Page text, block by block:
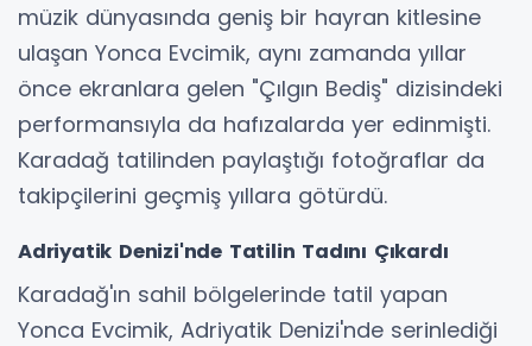
müzik dünyasında geniş bir hayran kitlesine
ulaşan Yonca Evcimik, aynı zamanda yıllar
önce ekranlara gelen "Çılgın Bediş" dizisindeki
performansıyla da hafızalarda yer edinmişti.
Karadağ tatilinden paylaştığı fotoğraflar da
takipçilerini geçmiş yıllara götürdü.
Adriyatik Denizi'nde Tatilin Tadını Çıkardı
Karadağ'ın sahil bölgelerinde tatil yapan
Yonca Evcimik, Adriyatik Denizi'nde serinlediği